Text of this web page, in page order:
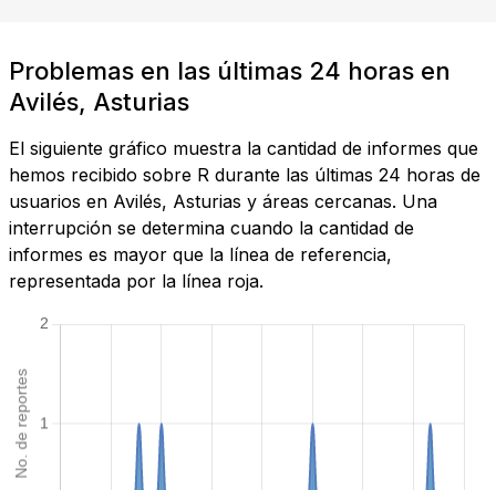
Problemas en las últimas 24 horas en
Avilés, Asturias
El siguiente gráfico muestra la cantidad de informes que
hemos recibido sobre R durante las últimas 24 horas de
usuarios en Avilés, Asturias y áreas cercanas. Una
interrupción se determina cuando la cantidad de
informes es mayor que la línea de referencia,
representada por la línea roja.